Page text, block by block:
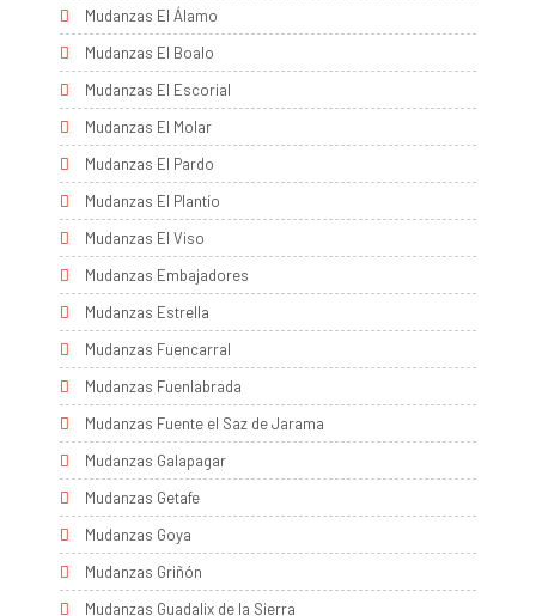
Mudanzas El Álamo
Mudanzas El Boalo
Mudanzas El Escorial
Mudanzas El Molar
Mudanzas El Pardo
Mudanzas El Plantío
Mudanzas El Viso
Mudanzas Embajadores
Mudanzas Estrella
Mudanzas Fuencarral
Mudanzas Fuenlabrada
Mudanzas Fuente el Saz de Jarama
Mudanzas Galapagar
Mudanzas Getafe
Mudanzas Goya
Mudanzas Griñón
Mudanzas Guadalix de la Sierra